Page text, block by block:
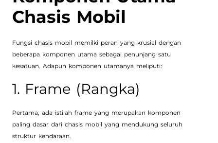
Chasis Mobil
Fungsi chasis mobil memilki peran yang krusial dengan
beberapa komponen utama sebagai penunjang satu
kesatuan. Adapun komponen utamanya meliputi:
1. Frame (Rangka)
Pertama, ada istilah frame yang merupakan komponen
paling dasar dari chasis mobil yang mendukung seluruh
struktur kendaraan.